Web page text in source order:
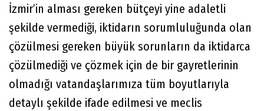
İzmir’in alması gereken bütçeyi yine adaletli
şekilde vermediği, iktidarın sorumluluğunda olan
çözülmesi gereken büyük sorunların da iktidarca
çözülmediği ve çözmek için de bir gayretlerinin
olmadığı vatandaşlarımıza tüm boyutlarıyla
detaylı şekilde ifade edilmesi ve meclis